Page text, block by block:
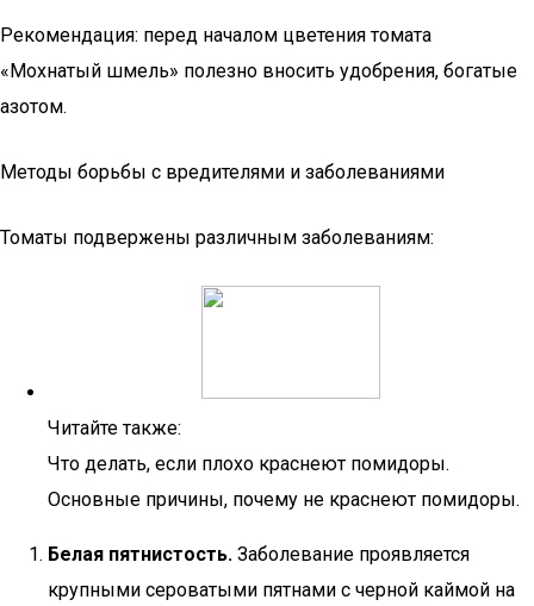
Рекомендация: перед началом цветения томата
«Мохнатый шмель» полезно вносить удобрения, богатые
азотом.
Методы борьбы с вредителями и заболеваниями
Томаты подвержены различным заболеваниям:
Читайте также:
Что делать, если плохо краснеют помидоры.
Основные причины, почему не краснеют помидоры.
Белая пятнистость. Заболевание проявляется
крупными сероватыми пятнами с черной каймой на